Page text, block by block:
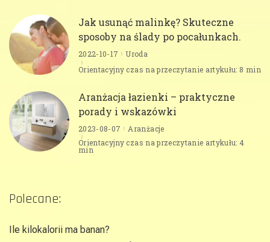
Jak usunąć malinkę? Skuteczne
sposoby na ślady po pocałunkach.
2022-10-17
Uroda
Orientacyjny czas na przeczytanie artykułu: 8 min
Aranżacja łazienki – praktyczne
porady i wskazówki
2023-08-07
Aranżacje
Orientacyjny czas na przeczytanie artykułu: 4
min
Polecane:
Ile kilokalorii ma banan?